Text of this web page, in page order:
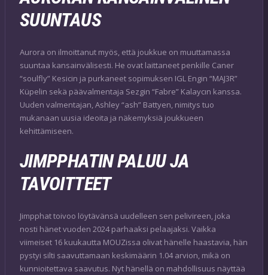
SUUNTAUS
Aurora on ilmoittanut myös, että joukkue on muuttamassa
suuntaa kansainvälisesti. He ovat laittaneet penkille Caner
“soulfly” Kesicin ja purkaneet sopimuksen IGL Engin “MAJ3R”
Küpelin sekä päävalmentaja Sezgin “Fabre” Kalaycın kanssa.
Uuden valmentajan, Ashley “ash” Battyen, nimitys tuo
mukanaan uusia ideoita ja näkemyksiä joukkueen
kehittämiseen.
JIMPPHATIN PALUU JA
TAVOITTEET
Jimpphat toivoo löytävänsä uudelleen sen pelivireen, joka
nosti hänet vuoden 2024 parhaaksi pelaajaksi. Vaikka
viimeiset 16 kuukautta MOUZissa olivat hänelle haastavia, hän
pystyi silti saavuttamaan keskimäärin 1.04 arvion, mikä on
kunnioitettava saavutus. Nyt hänellä on mahdollisuus näyttää